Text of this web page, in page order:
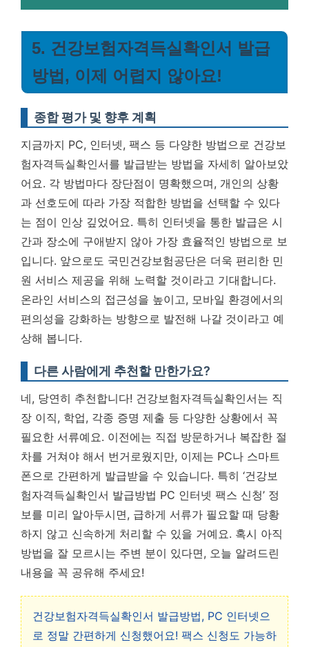
5. 건강보험자격득실확인서 발급
방법, 이제 어렵지 않아요!
종합 평가 및 향후 계획
지금까지 PC, 인터넷, 팩스 등 다양한 방법으로 건강보
험자격득실확인서를 발급받는 방법을 자세히 알아보았
어요. 각 방법마다 장단점이 명확했으며, 개인의 상황
과 선호도에 따라 가장 적합한 방법을 선택할 수 있다
는 점이 인상 깊었어요. 특히 인터넷을 통한 발급은 시
간과 장소에 구애받지 않아 가장 효율적인 방법으로 보
입니다. 앞으로도 국민건강보험공단은 더욱 편리한 민
원 서비스 제공을 위해 노력할 것이라고 기대합니다.
온라인 서비스의 접근성을 높이고, 모바일 환경에서의
편의성을 강화하는 방향으로 발전해 나갈 것이라고 예
상해 봅니다.
다른 사람에게 추천할 만한가요?
네, 당연히 추천합니다! 건강보험자격득실확인서는 직
장 이직, 학업, 각종 증명 제출 등 다양한 상황에서 꼭
필요한 서류예요. 이전에는 직접 방문하거나 복잡한 절
차를 거쳐야 해서 번거로웠지만, 이제는 PC나 스마트
폰으로 간편하게 발급받을 수 있습니다. 특히 ‘건강보
험자격득실확인서 발급방법 PC 인터넷 팩스 신청’ 정
보를 미리 알아두시면, 급하게 서류가 필요할 때 당황
하지 않고 신속하게 처리할 수 있을 거예요. 혹시 아직
방법을 잘 모르시는 주변 분이 있다면, 오늘 알려드린
내용을 꼭 공유해 주세요!
건강보험자격득실확인서 발급방법, PC 인터넷으
로 정말 간편하게 신청했어요! 팩스 신청도 가능하